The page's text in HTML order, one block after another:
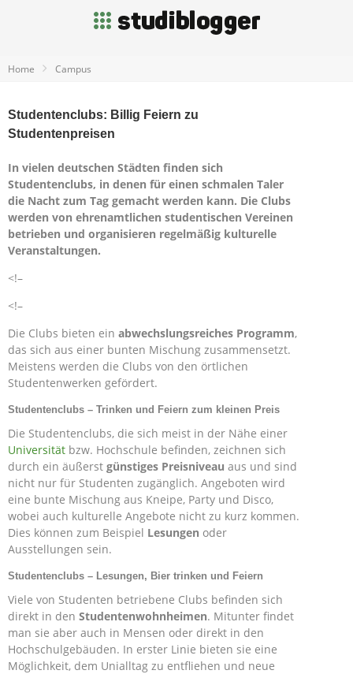
Home Campus
Studentenclubs: Billig Feiern zu
Studentenpreisen
In vielen deutschen Städten finden sich
Studentenclubs, in denen für einen schmalen Taler
die Nacht zum Tag gemacht werden kann. Die Clubs
werden von ehrenamtlichen studentischen Vereinen
betrieben und organisieren regelmäßig kulturelle
Veranstaltungen.
<!–
<!–
Die Clubs bieten ein abwechslungsreiches Programm,
das sich aus einer bunten Mischung zusammensetzt.
Meistens werden die Clubs von den örtlichen
Studentenwerken gefördert.
Studentenclubs – Trinken und Feiern zum kleinen Preis
Die Studentenclubs, die sich meist in der Nähe einer
Universität bzw. Hochschule befinden, zeichnen sich
durch ein äußerst günstiges Preisniveau aus und sind
nicht nur für Studenten zugänglich. Angeboten wird
eine bunte Mischung aus Kneipe, Party und Disco,
wobei auch kulturelle Angebote nicht zu kurz kommen.
Dies können zum Beispiel Lesungen oder
Ausstellungen sein.
Studentenclubs – Lesungen, Bier trinken und Feiern
Viele von Studenten betriebene Clubs befinden sich
direkt in den Studentenwohnheimen. Mitunter findet
man sie aber auch in Mensen oder direkt in den
Hochschulgebäuden. In erster Linie bieten sie eine
Möglichkeit, dem Unialltag zu entfliehen und neue